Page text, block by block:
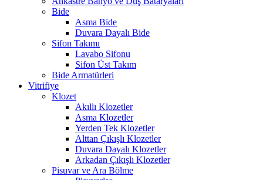
Bide
Asma Bide
Duvara Dayalı Bide
Sifon Takımı
Lavabo Sifonu
Sifon Üst Takım
Bide Armatürleri
Vitrifiye
Klozet
Akıllı Klozetler
Asma Klozetler
Yerden Tek Klozetler
Alttan Çıkışlı Klozetler
Duvara Dayalı Klozetler
Arkadan Çıkışlı Klozetler
Pisuvar ve Ara Bölme